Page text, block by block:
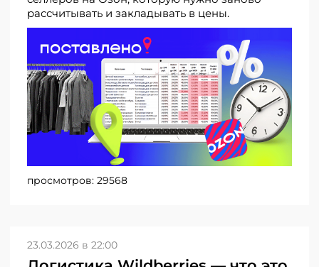
рассчитывать и закладывать в цены.
просмотров: 29568
23.03.2026 в 22:00